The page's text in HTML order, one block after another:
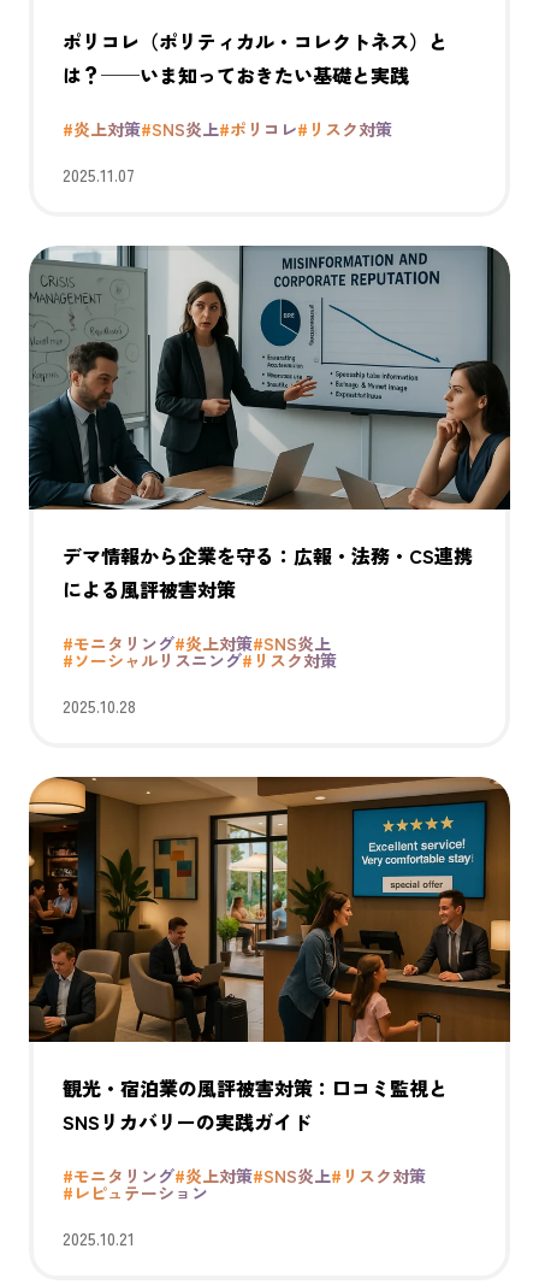
ポリコレ（ポリティカル・コレクトネス）と
は？──いま知っておきたい基礎と実践
#炎上対策#SNS炎上#ポリコレ#リスク対策
2025.11.07
デマ情報から企業を守る：広報・法務・CS連携
による風評被害対策
#モニタリング#炎上対策#SNS炎上
#ソーシャルリスニング#リスク対策
2025.10.28
観光・宿泊業の風評被害対策：口コミ監視と
SNSリカバリーの実践ガイド
#モニタリング#炎上対策#SNS炎上#リスク対策
#レピュテーション
2025.10.21